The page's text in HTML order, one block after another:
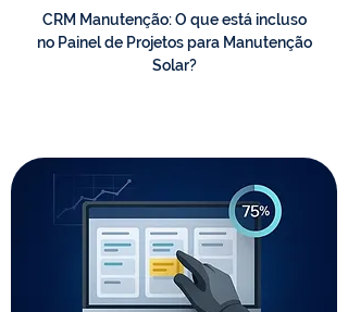
CRM Manutenção: O que está incluso
no Painel de Projetos para Manutenção
Solar?